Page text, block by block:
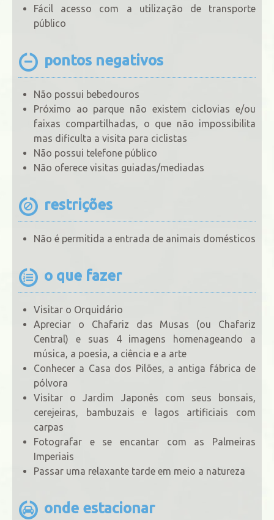
Fácil acesso com a utilização de transporte
público
pontos negativos
Não possui bebedouros
Próximo ao parque não existem ciclovias e/ou
faixas compartilhadas, o que não impossibilita
mas dificulta a visita para ciclistas
Não possui telefone público
Não oferece visitas guiadas/mediadas
restrições
Não é permitida a entrada de animais domésticos
o que fazer
Visitar o Orquidário
Apreciar o Chafariz das Musas (ou Chafariz
Central) e suas 4 imagens homenageando a
música, a poesia, a ciência e a arte
Conhecer a Casa dos Pilões, a antiga fábrica de
pólvora
Visitar o Jardim Japonês com seus bonsais,
cerejeiras, bambuzais e lagos artificiais com
carpas
Fotografar e se encantar com as Palmeiras
Imperiais
Passar uma relaxante tarde em meio a natureza
onde estacionar